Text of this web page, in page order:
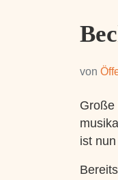
von
Große
ist